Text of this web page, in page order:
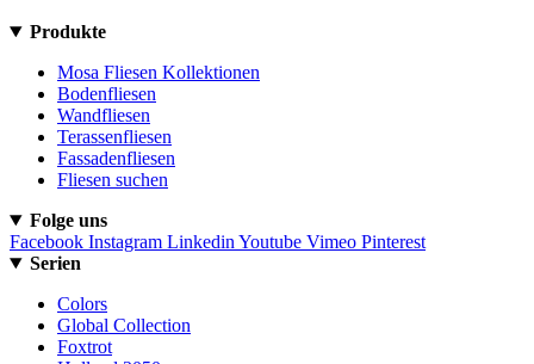
Produkte
Mosa Fliesen Kollektionen
Bodenfliesen
Wandfliesen
Terassenfliesen
Fassadenfliesen
Fliesen suchen
Folge uns
Facebook Instagram Linkedin Youtube Vimeo Pinterest
Serien
Colors
Global Collection
Foxtrot